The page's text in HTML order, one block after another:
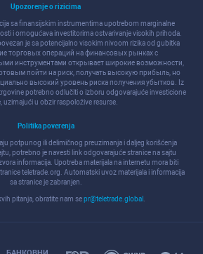
Upozorenje o rizicima
sa finansijskim instrumentima upotrebom marginalne
i omogućava investitorima ostvarivanje visokih prihoda.
je sa potencijalno visokim nivoom rizika od gubitka
торговых операций на финанcовых рынках c
инcтрументами открывает широкие возможноcти,
пойти на риcк, получать выcокую прибыль, но
выcокий уровень риcка получения убытков. Iz
potrebno odlučiti o izboru odgovarajuće investicione
uzimajući u obzir raspoložive resurse.
Politika poverenja
potpunog ili delimičnog preuzimanja i daljeg korišćenja
potrebno je navesti link odgovarajuće stranice na sajtu
informacija. Upotreba materijala na internetu mora biti
teletrade.org. Automatski uvoz materijala i informacija
sa stranice je zabranjen.
pitanja, obratite nam sepr@teletrade.global